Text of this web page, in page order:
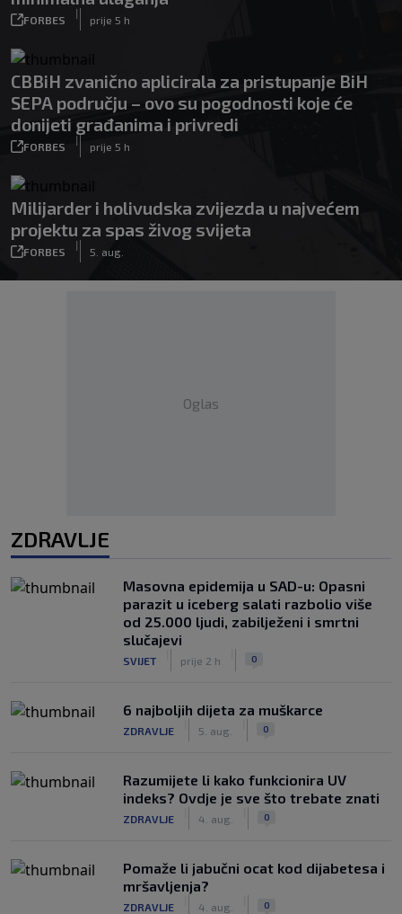
FORBES
|
prije 5 h
CBBiH zvanično aplicirala za pristupanje BiH
SEPA području – ovo su pogodnosti koje će
donijeti građanima i privredi
FORBES
|
prije 5 h
Milijarder i holivudska zvijezda u najvećem
projektu za spas živog svijeta
FORBES
|
5. aug.
Oglas
ZDRAVLJE
Masovna epidemija u SAD-u: Opasni
parazit u iceberg salati razbolio više
od 25.000 ljudi, zabilježeni i smrtni
slučajevi
SVIJET prije 2 h 0
6 najboljih dijeta za muškarce
ZDRAVLJE 5. aug. 0
Razumijete li kako funkcionira UV
indeks? Ovdje je sve što trebate znati
ZDRAVLJE 4. aug. 0
Pomaže li jabučni ocat kod dijabetesa i
mršavljenja?
ZDRAVLJE 4. aug. 0